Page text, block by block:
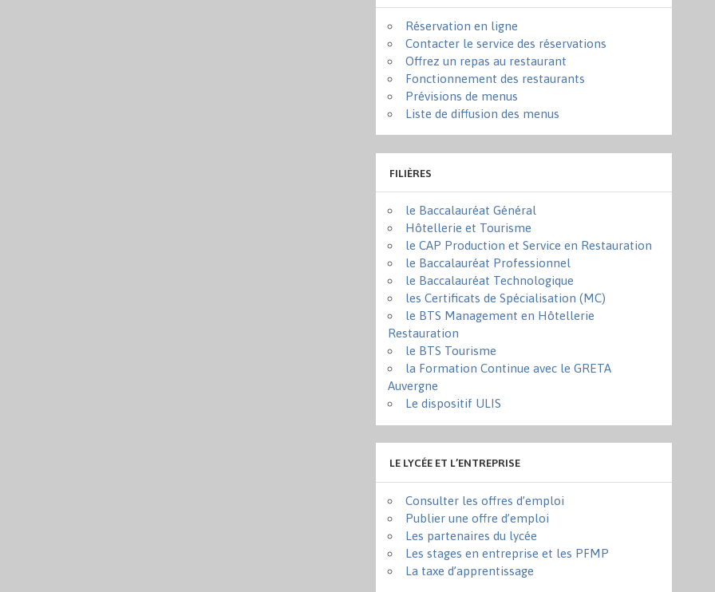
Réservation en ligne
Contacter le service des réservations
Offrez un repas au restaurant
Fonctionnement des restaurants
Prévisions de menus
Liste de diffusion des menus
FILIÈRES
le Baccalauréat Général
Hôtellerie et Tourisme
le CAP Production et Service en Restauration
le Baccalauréat Professionnel
le Baccalauréat Technologique
les Certificats de Spécialisation (MC)
le BTS Management en Hôtellerie
Restauration
le BTS Tourisme
la Formation Continue avec le GRETA
Auvergne
Le dispositif ULIS
LE LYCÉE ET L’ENTREPRISE
Consulter les offres d’emploi
Publier une offre d’emploi
Les partenaires du lycée
Les stages en entreprise et les PFMP
La taxe d’apprentissage